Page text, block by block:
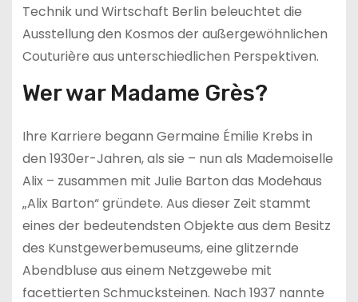
Technik und Wirtschaft Berlin beleuchtet die
Ausstellung den Kosmos der außergewöhnlichen
Couturière aus unterschiedlichen Perspektiven.
Wer war Madame Grès?
Ihre Karriere begann Germaine Émilie Krebs in
den 1930er-Jahren, als sie – nun als Mademoiselle
Alix – zusammen mit Julie Barton das Modehaus
„Alix Barton“ gründete. Aus dieser Zeit stammt
eines der bedeutendsten Objekte aus dem Besitz
des Kunstgewerbemuseums, eine glitzernde
Abendbluse aus einem Netzgewebe mit
facettierten Schmucksteinen. Nach 1937 nannte